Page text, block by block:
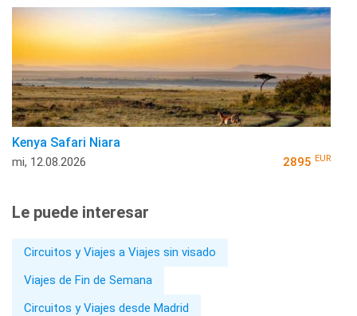
Kenya Safari Niara
mi, 12.08.2026 2895 EUR
Le puede interesar
Circuitos y Viajes a Viajes sin visado
Viajes de Fin de Semana
Circuitos y Viajes desde Madrid